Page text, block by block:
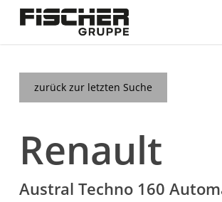
zurück zur letzten Suche
Renault
Austral Techno 160